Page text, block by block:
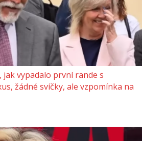
jak vypadalo první rande s
žádné svíčky, ale vzpomínka na